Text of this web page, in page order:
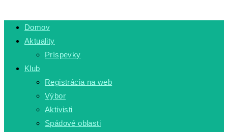
Domov
Aktuality
Príspevky
Klub
Registrácia na web
Výbor
Aktivisti
Spádové oblasti